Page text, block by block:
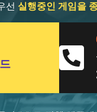
선 실행중인 게임을